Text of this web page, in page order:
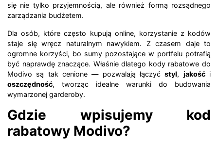
się nie tylko przyjemnością, ale również formą rozsądnego
zarządzania budżetem.
Dla osób, które często kupują online, korzystanie z kodów
staje się wręcz naturalnym nawykiem. Z czasem daje to
ogromne korzyści, bo sumy pozostające w portfelu potrafią
być naprawdę znaczące. Właśnie dlatego kody rabatowe do
Modivo są tak cenione — pozwalają łączyćstyl, jakośći
oszczędność, tworząc idealne warunki do budowania
wymarzonej garderoby.
Gdzie wpisujemy kod
rabatowy Modivo?